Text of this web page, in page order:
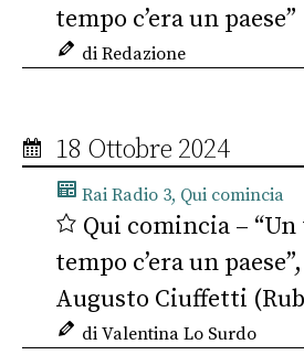
tempo c’era un paese”
di Redazione
18 Ottobre 2024
Rai Radio 3, Qui comincia
Qui comincia –
tempo c’era un
Augusto Ciuffetti
di Valentina Lo Surdo